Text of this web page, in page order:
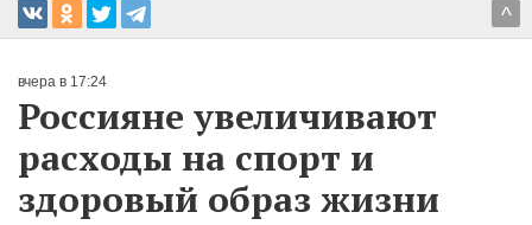
^
вчера в 17:24
Россияне увеличивают
расходы на спорт и
здоровый образ жизни